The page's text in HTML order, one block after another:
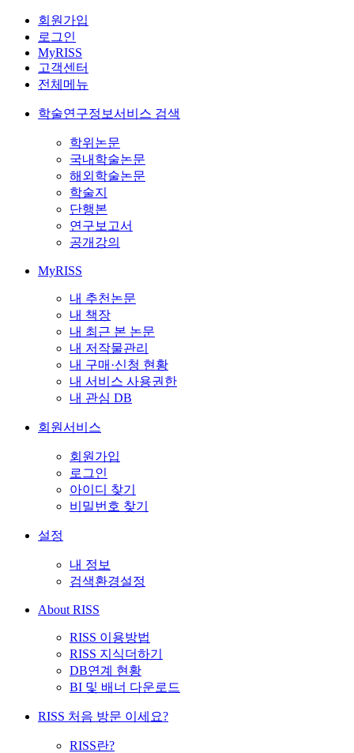
회원가입
로그인
MyRISS
고객센터
전체메뉴
학술연구정보서비스 검색
학위논문
국내학술논문
해외학술논문
학술지
단행본
연구보고서
공개강의
MyRISS
내 추천논문
내 책장
내 최근 본 논문
내 저작물관리
내 구매·신청 현황
내 서비스 사용권한
내 관심 DB
회원서비스
회원가입
로그인
아이디 찾기
비밀번호 찾기
설정
내 정보
검색환경설정
About RISS
RISS 이용방법
RISS 지식더하기
DB연계 현황
BI 및 배너 다운로드
RISS 처음 방문 이세요?
RISS란?